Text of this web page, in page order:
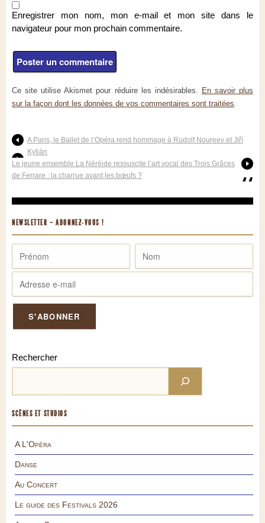
Enregistrer mon nom, mon e-mail et mon site dans le
navigateur pour mon prochain commentaire.
Ce site utilise Akismet pour réduire les indésirables. En savoir plus
sur la façon dont les données de vos commentaires sont traitées.
A Paris, le Ballet de l’Opéra rend hommage à Rudolf Noureev et Jiří
Kylián
Le jeune ensemble La Néréide ressuscite l’art vocal des Trois Grâces
de Ferrare : la charrue avant les bœufs ?
NEWSLETTER – ABONNEZ-VOUS !
Rechercher
SCÈNES ET STUDIOS
A L'Opéra
Danse
Au Concert
Le guide des Festivals 2026